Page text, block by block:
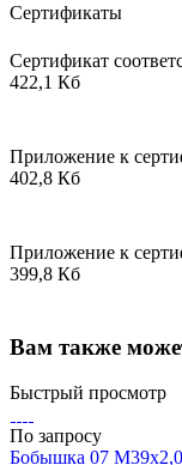
Сертификаты
Сертификат
422,1 Кб
Приложение к
402,8 Кб
Приложение к
399,8 Кб
Вам также
Быстрый просмотр
По запросу
Бобышка 07